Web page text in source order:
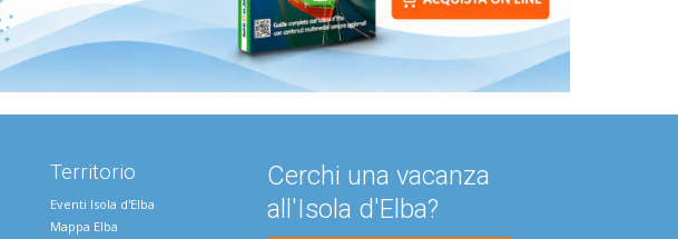
Territorio
Eventi Isola d'Elba
Mappa Elba
Cerchi una vacanza
all'Isola d'Elba?